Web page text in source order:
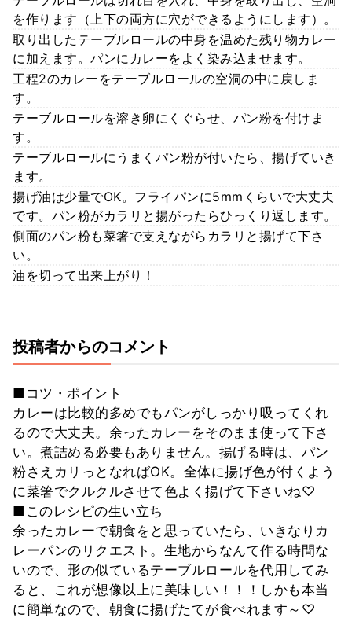
を作ります（上下の両方に穴ができるようにします）。
取り出したテーブルロールの中身を温めた残り物カレー
に加えます。パンにカレーをよく染み込ませます。
工程2のカレーをテーブルロールの空洞の中に戻しま
す。
テーブルロールを溶き卵にくぐらせ、パン粉を付けま
す。
テーブルロールにうまくパン粉が付いたら、揚げていき
ます。
揚げ油は少量でOK。フライパンに5mmくらいで大丈夫
です。パン粉がカラリと揚がったらひっくり返します。
側面のパン粉も菜箸で支えながらカラリと揚げて下さ
い。
油を切って出来上がり！
投稿者からのコメント
■コツ・ポイント
カレーは比較的多めでもパンがしっかり吸ってくれ
るので大丈夫。余ったカレーをそのまま使って下さ
い。煮詰める必要もありません。揚げる時は、パン
粉さえカリっとなればOK。全体に揚げ色が付くよう
に菜箸でクルクルさせて色よく揚げて下さいね♡
■このレシピの生い立ち
余ったカレーで朝食をと思っていたら、いきなりカ
レーパンのリクエスト。生地からなんて作る時間な
いので、形の似ているテーブルロールを代用してみ
ると、これが想像以上に美味しい！！！しかも本当
に簡単なので、朝食に揚げたてが食べれます～♡